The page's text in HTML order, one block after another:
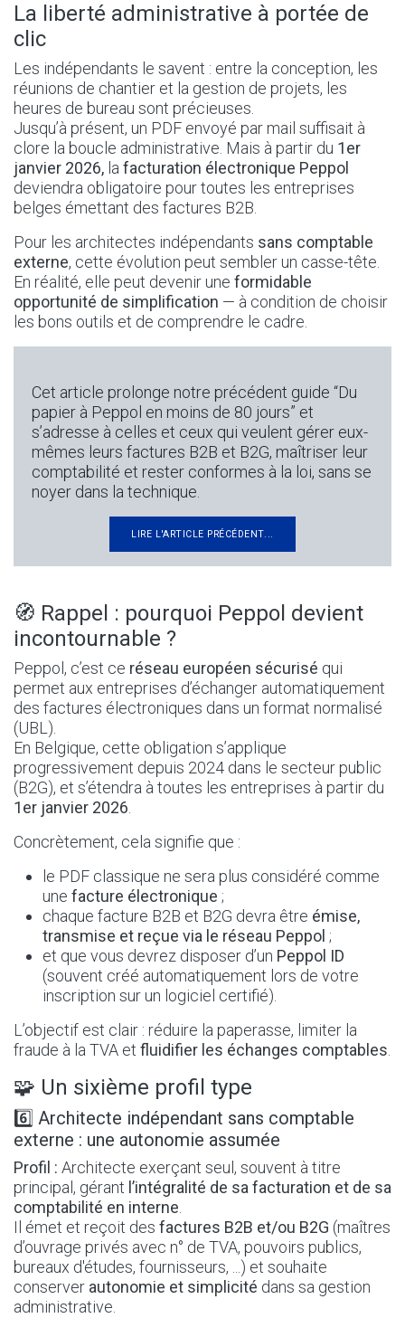
La liberté administrative à portée de
clic
Les indépendants le savent : entre la conception, les
réunions de chantier et la gestion de projets, les
heures de bureau sont précieuses.
Jusqu’à présent, un PDF envoyé par mail suffisait à
clore la boucle administrative. Mais à partir du 1er
janvier 2026, la facturation électronique Peppol
deviendra obligatoire pour toutes les entreprises
belges émettant des factures B2B.
Pour les architectes indépendants sans comptable
externe, cette évolution peut sembler un casse-tête.
En réalité, elle peut devenir une formidable
opportunité de simplification — à condition de choisir
les bons outils et de comprendre le cadre.
Cet article prolonge notre précédent guide “Du
papier à Peppol en moins de 80 jours” et
s’adresse à celles et ceux qui veulent gérer eux-
mêmes leurs factures B2B et B2G, maîtriser leur
comptabilité et rester conformes à la loi, sans se
noyer dans la technique.
LIRE L'ARTICLE PRÉCÉDENT...
🧭 Rappel : pourquoi Peppol devient
incontournable ?
Peppol, c’est ce réseau européen sécurisé qui
permet aux entreprises d’échanger automatiquement
des factures électroniques dans un format normalisé
(UBL).
En Belgique, cette obligation s’applique
progressivement depuis 2024 dans le secteur public
(B2G), et s’étendra à toutes les entreprises à partir du
1er janvier 2026.
Concrètement, cela signifie que :
le PDF classique ne sera plus considéré comme
une facture électronique ;
chaque facture B2B et B2G devra être émise,
transmise et reçue via le réseau Peppol ;
et que vous devrez disposer d’un Peppol ID
(souvent créé automatiquement lors de votre
inscription sur un logiciel certifié).
L’objectif est clair : réduire la paperasse, limiter la
fraude à la TVA et fluidifier les échanges comptables.
🧩 Un sixième profil type
6️⃣ Architecte indépendant sans comptable
externe : une autonomie assumée
Profil : Architecte exerçant seul, souvent à titre
principal, gérant l’intégralité de sa facturation et de sa
comptabilité en interne.
Il émet et reçoit des factures B2B et/ou B2G (maîtres
d’ouvrage privés avec n° de TVA, pouvoirs publics,
bureaux d'études, fournisseurs, ...) et souhaite
conserver autonomie et simplicité dans sa gestion
administrative.